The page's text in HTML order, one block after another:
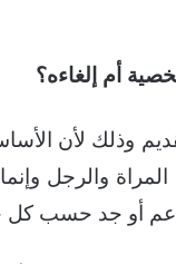
أم إلغاءه؟
وذلك لأن
والرجل
عم أو جد حسب كل